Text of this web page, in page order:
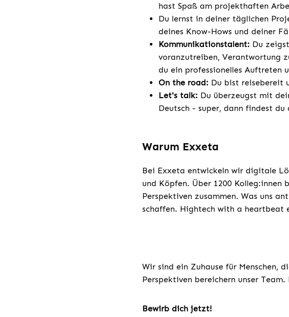
hast Spaß am projekthaften
Du lernst in deiner täglichen
deines Know-Hows und deiner
Kommunikationstalent: Du
voranzutreiben, Verantwortung
du ein professionelles Auftreten
On the road: Du bist reisebereit
Let's talk: Du überzeugst mit
Deutsch - super, dann findest
Warum Exxeta
Bei Exxeta entwickeln wir digitale
und Köpfen. Über 1200 Kolleg:innen
Perspektiven zusammen. Was uns
schaffen. Hightech with a heartbeat
Wir sind ein Zuhause für Menschen,
Perspektiven bereichern unser
Bewirb dich jetzt!